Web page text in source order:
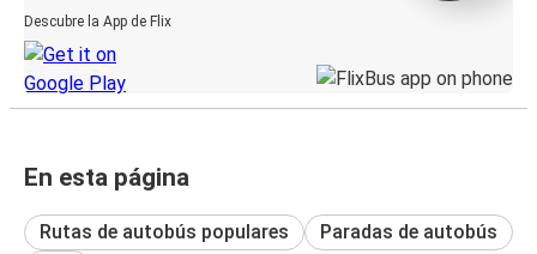
Descubre la App de Flix
En esta página
Rutas de autobús populares
Paradas de autobús